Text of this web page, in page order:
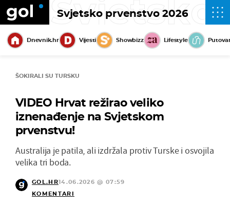
Svjetsko prvenstvo 2026
Dnevnik.hr Vijesti Showbizz Lifestyle
ŠOKIRALI SU TURSKU
VIDEO Hrvat režirao veliko
iznenađenje na Svjetskom
prvenstvu!
Australija je patila, ali izdržala protiv Turske i osvojila
velika tri boda.
GOL.HR14.06.2026 @ 07:59
KOMENTARI